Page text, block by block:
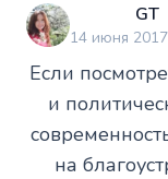
GT
14 июня
Если
и
на